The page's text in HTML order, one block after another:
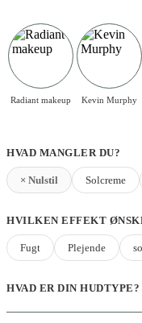
Radiant makeup Kevin Murphy
HVAD MANGLER DU?
× Nulstil Solcreme
HVILKEN EFFEKT
Fugt Plejende
HVAD ER DIN HUDTYPE?